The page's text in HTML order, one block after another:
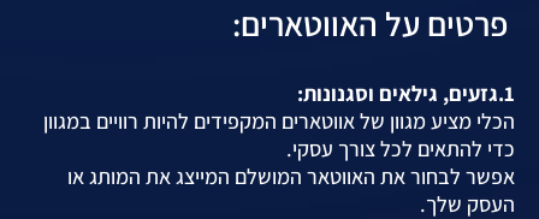
פרטים על האווטארים:
1.גזעים, גילאים וסגנונות:
הכלי מציע מגוון של אווטארים המקפידים להיות רוויים במגוון
כדי להתאים לכל צורך עסקי.
אפשר לבחור את האווטאר המושלם המייצג את המותג או
העסק שלך.